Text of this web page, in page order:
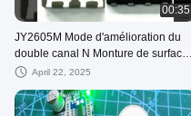
00:35
JY2605M Mode d'amélioration du
double canal N Monture de surface
de puissance MOSFET pour le pilote
April 22, 2025